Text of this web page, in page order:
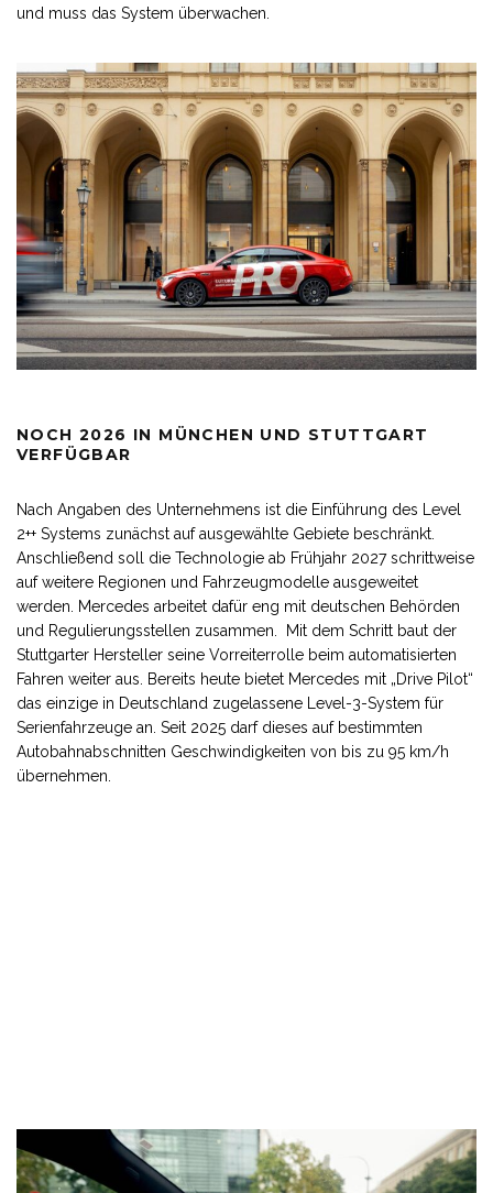
und muss das System überwachen.
NOCH 2026 IN MÜNCHEN UND STUTTGART
VERFÜGBAR
Nach Angaben des Unternehmens ist die Einführung des Level
2++ Systems zunächst auf ausgewählte Gebiete beschränkt.
Anschließend soll die Technologie ab Frühjahr 2027 schrittweise
auf weitere Regionen und Fahrzeugmodelle ausgeweitet
werden. Mercedes arbeitet dafür eng mit deutschen Behörden
und Regulierungsstellen zusammen. Mit dem Schritt baut der
Stuttgarter Hersteller seine Vorreiterrolle beim automatisierten
Fahren weiter aus. Bereits heute bietet Mercedes mit „Drive Pilot“
das einzige in Deutschland zugelassene Level-3-System für
Serienfahrzeuge an. Seit 2025 darf dieses auf bestimmten
Autobahnabschnitten Geschwindigkeiten von bis zu 95 km/h
übernehmen.